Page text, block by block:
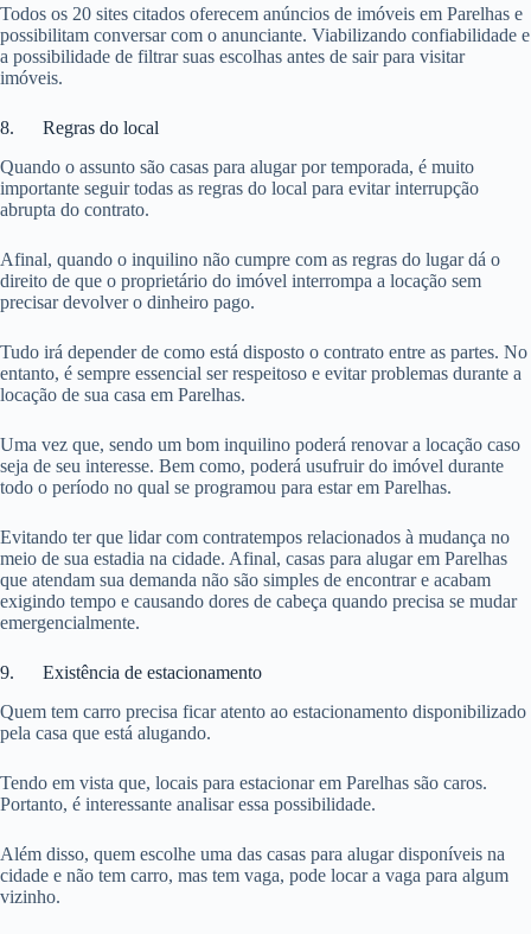
Todos os 20 sites citados oferecem anúncios de imóveis em Parelhas e
possibilitam conversar com o anunciante. Viabilizando confiabilidade e
a possibilidade de filtrar suas escolhas antes de sair para visitar
imóveis.
8. Regras do local
Quando o assunto são casas para alugar por temporada, é muito
importante seguir todas as regras do local para evitar interrupção
abrupta do contrato.
Afinal, quando o inquilino não cumpre com as regras do lugar dá o
direito de que o proprietário do imóvel interrompa a locação sem
precisar devolver o dinheiro pago.
Tudo irá depender de como está disposto o contrato entre as partes. No
entanto, é sempre essencial ser respeitoso e evitar problemas durante a
locação de sua casa em Parelhas.
Uma vez que, sendo um bom inquilino poderá renovar a locação caso
seja de seu interesse. Bem como, poderá usufruir do imóvel durante
todo o período no qual se programou para estar em Parelhas.
Evitando ter que lidar com contratempos relacionados à mudança no
meio de sua estadia na cidade. Afinal, casas para alugar em Parelhas
que atendam sua demanda não são simples de encontrar e acabam
exigindo tempo e causando dores de cabeça quando precisa se mudar
emergencialmente.
9. Existência de estacionamento
Quem tem carro precisa ficar atento ao estacionamento disponibilizado
pela casa que está alugando.
Tendo em vista que, locais para estacionar em Parelhas são caros.
Portanto, é interessante analisar essa possibilidade.
Além disso, quem escolhe uma das casas para alugar disponíveis na
cidade e não tem carro, mas tem vaga, pode locar a vaga para algum
vizinho.